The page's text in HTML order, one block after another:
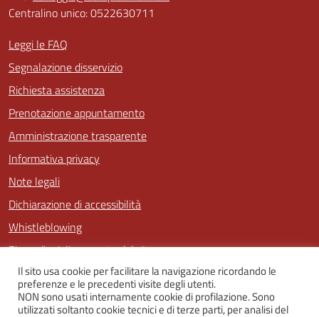
Centralino unico: 0522630711
Leggi le FAQ
Segnalazione disservizio
Richiesta assistenza
Prenotazione appuntamento
Amministrazione trasparente
Informativa privacy
Note legali
Dichiarazione di accessibilità
Whistleblowing
Piano di miglioramento del sito
SEGUICI SU
Il sito usa cookie per facilitare la navigazione ricordando le
preferenze e le precedenti visite degli utenti.
NON sono usati internamente cookie di profilazione. Sono
utilizzati soltanto cookie tecnici e di terze parti, per analisi del